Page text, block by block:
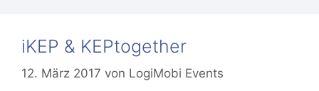
iKEP & KEPtogether
12. März 2017 von LogiMobi Events